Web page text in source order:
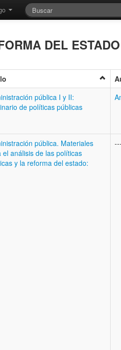
DEL ESTADO
pública I y II:
de políticas públicas
pública. Materiales
el análisis de las políticas
y la reforma del estado: